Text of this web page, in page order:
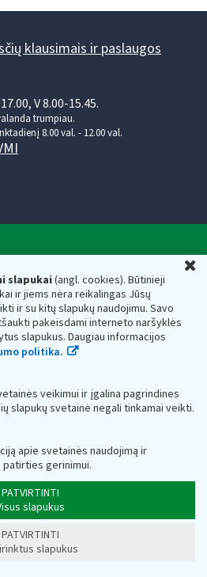
slapukai(angl. cookies). Būtinieji
ir jiems nėra reikalingas Jūsų
ir su kitų slapukų naudojimu. Savo
pakeisdami interneto naršyklės
slapukus. Daugiau informacijos
politika.
veikimui ir įgalina pagrindines
slapukų svetainė negali tinkamai veikti.
apie svetainės naudojimą ir
patirties gerinimui.
PATVIRTINTI
slapukus
PATVIRTINTI
slapukus
klausimais ir paslaugos
V 8.00-15.45.
trumpiau.
8.00 val. - 12.00 val.
ministerijos
kodas — 188659752,
01107 Vilnius, Lietuva, el.paštas:
adresas 188659752
inspekciją prie Lietuvos
kaupiami ir saugomi Juridinių